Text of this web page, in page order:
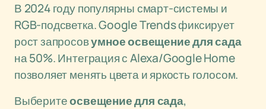
В 2024 году популярны смарт-системы и
RGB-подсветка. Google Trends фиксирует
рост запросовумное освещение для сада
на 50%. Интеграция с Alexa/Google Home
позволяет менять цвета и яркость голосом.
Выберитеосвещение для сада,